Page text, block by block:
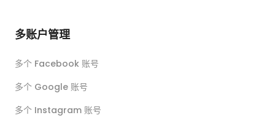
多账户管理
多个 Facebook 账号
多个 Google 账号
多个 Instagram 账号